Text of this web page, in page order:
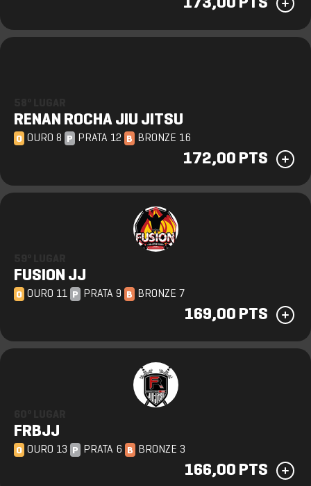
173,00 PTS
RENAN ROCHA JIU JITSU
O OURO 8 P PRATA 12 B BRONZE 16
172,00 PTS
FUSION JJ
O OURO 11 P PRATA 9 B BRONZE 7
169,00 PTS
FRBJJ
O OURO 13 P PRATA 6 B BRONZE 3
166,00 PTS